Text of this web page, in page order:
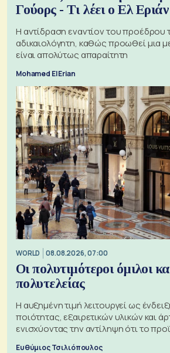
Γούορς - Τι λέει ο Ελ Εριάν
Η αντίδραση εναντίον του προέδρου
αδικαιολόγητη, καθώς προωθεί μια
είναι απολύτως απαραίτητη
Mohamed El Erian
WORLD 08.08.2026, 07:00
Οι πολυτιμότεροι όμιλοι
πολυτελείας
Η αυξημένη τιμή λειτουργεί ως
ποιότητας, εξαιρετικών υλικών και
ενισχύοντας την αντίληψη ότι το
Ευθύμιος Τσιλιόπουλος